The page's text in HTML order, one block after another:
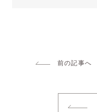
前の記事へ